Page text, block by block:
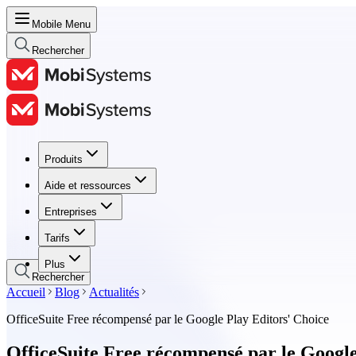
Mobile Menu
Rechercher
Produits
Aide et ressources
Entreprises
Tarifs
Plus
Produits
Aide et ressources
Entreprises
Tarifs
Rechercher
Accueil Blog
Actualités
OfficeSuite Free récompensé par le Google Play Editors' Choice